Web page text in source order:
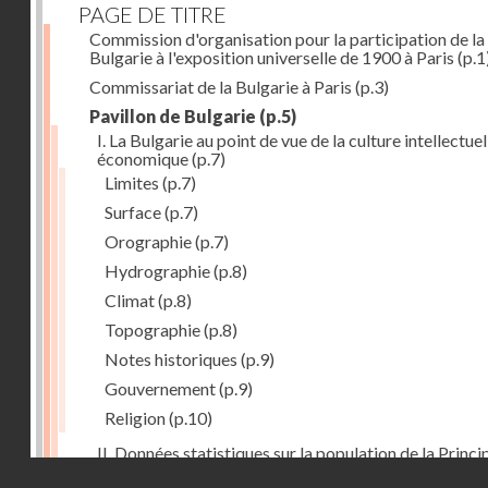
PAGE DE TITRE
Commission d'organisation pour la participation de la
Bulgarie à l'exposition universelle de 1900 à Paris
Commissariat de la Bulgarie à Paris (p.3)
Pavillon de Bulgarie (p.5)
I. La Bulgarie au point de vue de la culture
économique(p.7)
Limites (p.7)
Surface(p.7)
Orographie(p.7)
Hydrographie(p.8)
Climat(p.8)
Topographie(p.8)
Notes historiques (p.9)
Gouvernement(p.9)
Religion(p.10)
II. Données statistiques sur la population de la